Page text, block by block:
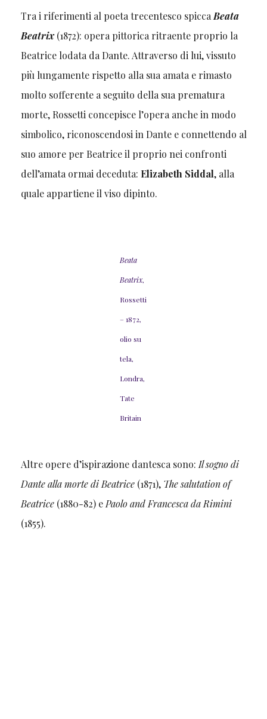
Tra i riferimenti al poeta trecentesco spiccaBeata
Beatrix(1872): opera pittorica ritraente proprio la
Beatrice lodata da Dante. Attraverso di lui, vissuto
più lungamente rispetto alla sua amata e rimasto
molto sofferente a seguito della sua prematura
morte, Rossetti concepisce l’opera anche in modo
simbolico, riconoscendosi in Dante e connettendo al
suo amore per Beatrice il proprio nei confronti
dell’amata ormai deceduta: Elizabeth Siddal, alla
quale appartiene il viso dipinto.
Beata
Beatrix,
Rossetti
– 1872,
olio su
tela,
Londra,
Tate
Britain
Altre opere d’ispirazione dantesca sono:Il sogno di
Dante alla morte di Beatrice (1871), The salutation of
Beatrice (1880-82) ePaolo and Francesca da Rimini
(1855).